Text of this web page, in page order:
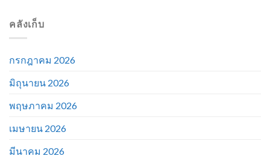
คลังเก็บ
กรกฎาคม 2026
มิถุนายน 2026
พฤษภาคม 2026
เมษายน 2026
มีนาคม 2026